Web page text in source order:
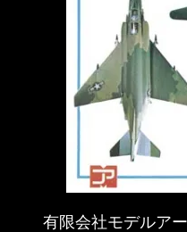
有限会社モデルア